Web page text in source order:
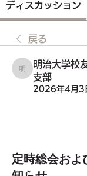
ディスカッション
戻る
明治大学校友会東久
明治大学校
支部
2026年4月3
定時総会およ